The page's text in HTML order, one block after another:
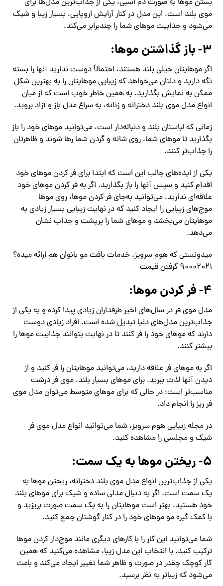
بستن موها به صورت دم اسبی، یکی از جذاب‌ترین مدل‌ها برای
موی بلند است. این مدل در کنار آرایش اروپایی، بسیار زیبا و شیک
می‌شود و جذابیت موهای شما را چندبرابر می‌کند.
۳- باز گذاشتن موها:
اگر موهایتان خیلی بلند هستند، احتمالاً دوست ندارید آنها را بسته
نگه دارید و دلتان می‌خواهد که زیبایی موهایتان را به بهترین شکل
ممکن به نمایش بگذارید. به همین خاطر خوب است که از میان
انواع مدل موی بلند دخترانه و زنانه، به سراغ مدل باز و آزاد بروید.
زمانی که لباستان بلند و دنباله‌دار است، می‌توانید موهای خود را باز
بگذارید تا موهای شما، روی شانه و گردن شما رها شوند و ظاهرتان
را جذاب‌تر کنند.
یکی از ایده‌های جالب این است که ابتدا برای فر کردن موهای خود
اقدام کنید و سپس آنها را باز بگذارید. اگر به فر کردن موهای خود
علاقه‌ای ندارید، می‌توانید به‌جای فر کردن موها، روی موها
موج‌های زیبایی را ایجاد کنید که در نهایت زیبایی بسیار زیادی به
موهایتان می‌بخشد و موهای شما را پرپشت و جذاب نشان
می‌دهد.
میدونستی که هوم سرویز، خدمات بافت مو بانوان هم ارائه میده؟
۹۰۰۰۲۰۲۱ گرفتن قیمت
۴- فر کردن موها:
مدل موی فر در سال‌های اخیر طرفداران زیادی پیدا کرده و به یکی از
جذاب‌ترین مدل‌های دنیا تبدیل شده است. افراد زیادی دوست
دارند که موهای خود را فر کنند تا در نهایت بتوانند جذابیت موها را
بیشتر کنند.
اگر به موهای فر علاقه دارید، می‌توانید موهایتان را فر کنید و از
دیدن آنها لذت ببرید. برای موهای بسیار بلند، موی فر درشت
مناسب‌تر است؛ در حالی که برای موهای متوسط می‌توان مدل موی
فر ریز را انجام داد.
در مجله زیبایی هوم سرویز، شما می‌توانید انواع مدل موی فر
شیک و مجلسی را مشاهده کنید.
۵- ریختن موها به یک سمت:
یکی از جذاب‌ترین انواع مدل موی بلند دخترانه، ریختن موها به
یک سمت است. اگر به دنبال مدلی ساده و شیک برای موهای بلند
خود هستید، بهتر است موهایتان را به یک سمت صورت بریزید و
با کمک گیره مو موهای خود را در کنار گوشتان جمع کنید.
شما می‌توانید این کار را با کارهای دیگری مانند موج‌دار کردن موها
ترکیب کنید. با انتخاب این مدل زیبا، مشاهده می‌کنید که همین
کار کوچک چقدر در صورت و ظاهر شما تغییر ایجاد می‌کند و باعث
می‌شود که زیباتر به نظر برسید.